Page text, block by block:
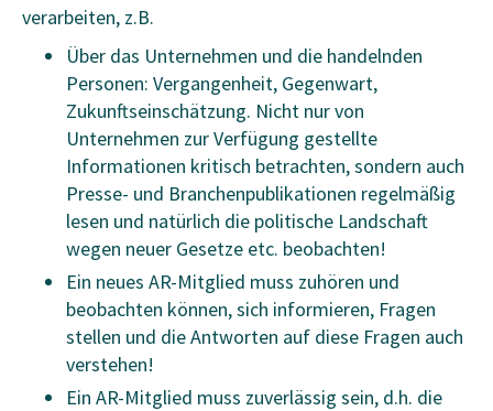
verarbeiten, z.B.
Über das Unternehmen und die handelnden
Personen: Vergangenheit, Gegenwart,
Zukunftseinschätzung. Nicht nur von
Unternehmen zur Verfügung gestellte
Informationen kritisch betrachten, sondern auch
Presse- und Branchenpublikationen regelmäßig
lesen und natürlich die politische Landschaft
wegen neuer Gesetze etc. beobachten!
Ein neues AR-Mitglied muss zuhören und
beobachten können, sich informieren, Fragen
stellen und die Antworten auf diese Fragen auch
verstehen!
Ein AR-Mitglied muss zuverlässig sein, d.h. die